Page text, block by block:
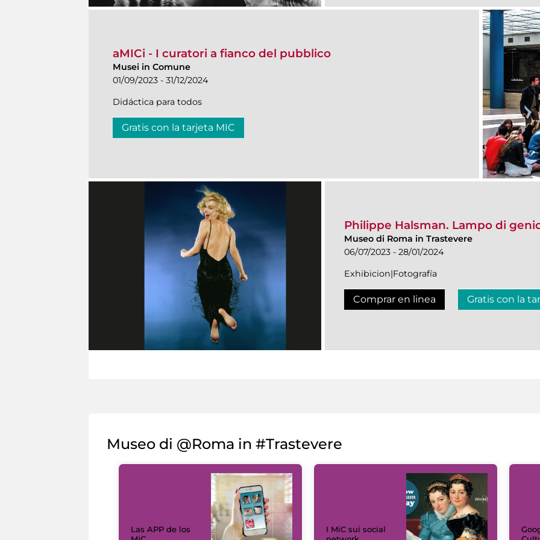
aMICi - I curatori a fianco del pubblico
Musei in Comune
01/09/2023 - 31/12/2024
Didáctica para todos
Gratis con la tarjeta MIC
Philippe Halsman. Lampo di
Museo di Roma in Trastevere
06/07/2023 - 28/01/2024
Exhibicion|Fotografía
Comprar en linea Gratis con la
Museo di @Roma in #Trastevere
Las APP de los
I MiC sui social